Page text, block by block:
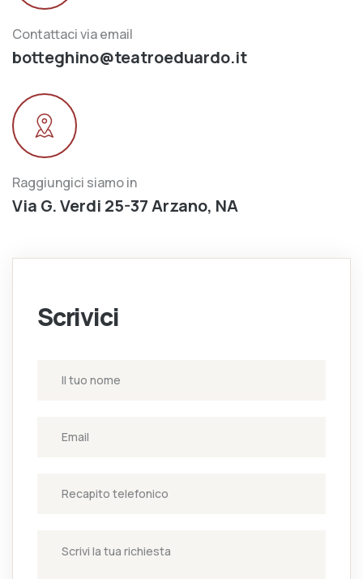
Contattaci via email
botteghino@teatroeduardo.it
Raggiungici siamo in
Via G. Verdi 25-37 Arzano, NA
Scrivici